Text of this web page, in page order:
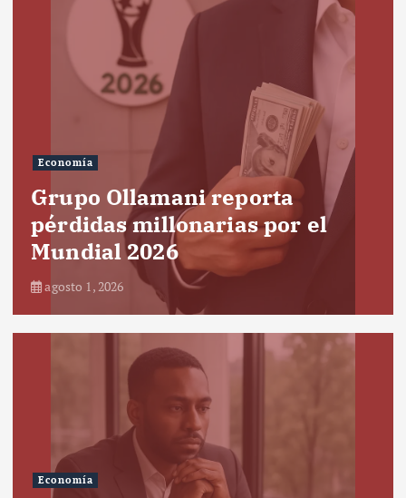
Economía
Grupo Ollamani reporta
pérdidas millonarias por el
Mundial 2026
agosto 1, 2026
Economía